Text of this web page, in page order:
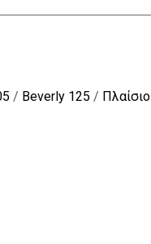
/ Beverly 125 / Πλαίσιο